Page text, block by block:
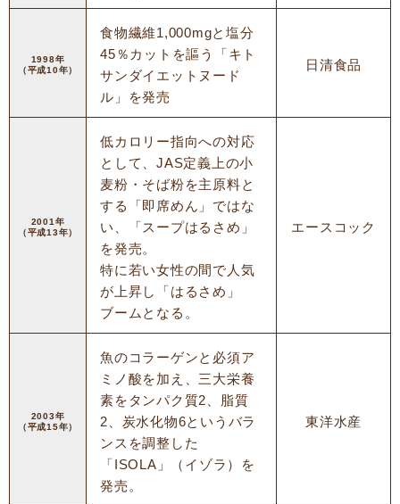
1998年
（平成10年）
食物繊維1,000mgと塩分
45％カットを謳う「キト
サンダイエットヌード
ル」を発売
日清食品
2001年
（平成13年）
低カロリー指向への対応
として、JAS定義上の小
麦粉・そば粉を主原料と
する「即席めん」ではな
い、「スープはるさめ」
を発売。
特に若い女性の間で人気
が上昇し「はるさめ」
ブームとなる。
エースコック
2003年
（平成15年）
魚のコラーゲンと必須ア
ミノ酸を加え、三大栄養
素をタンパク質2、脂質
2、炭水化物6というバラ
ンスを調整した
「ISOLA」（イゾラ）を
発売。
東洋水産